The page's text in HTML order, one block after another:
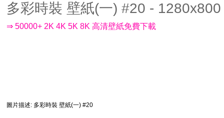
多彩時裝 壁紙(一) #20 - 1280x800
⇒ 50000+ 2K 4K 5K 8K 高清壁紙免費下載
圖片描述: 多彩時裝 壁紙(一) #20